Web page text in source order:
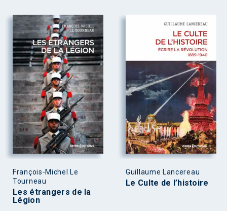
François-Michel Le
Tourneau
Les étrangers de la
Légion
Guillaume Lancereau
Le Culte de l’histoire